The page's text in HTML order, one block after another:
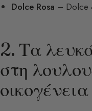
Dolce Rosa – Dolce
2. Τα
στη
οικογένεια